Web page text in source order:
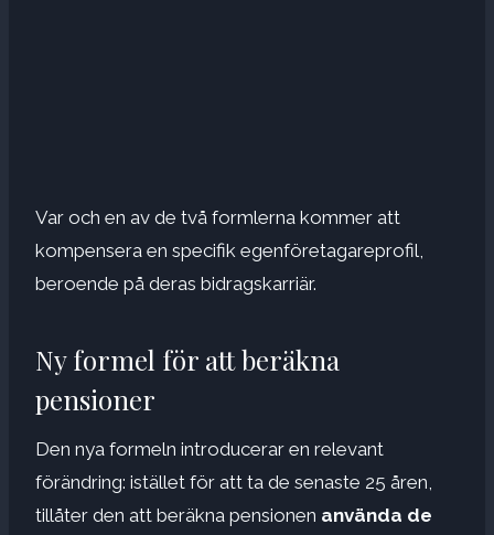
Var och en av de två formlerna kommer att
kompensera en specifik egenföretagareprofil,
beroende på deras bidragskarriär.
Ny formel för att beräkna
pensioner
Den nya formeln introducerar en relevant
förändring: istället för att ta de senaste 25 åren,
tillåter den att beräkna pensionen använda de